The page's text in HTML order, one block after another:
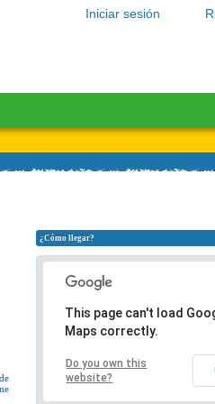
Iniciar sesión
¿Cómo llegar?
This page can't load
Maps correctly.
Do you own this
website?